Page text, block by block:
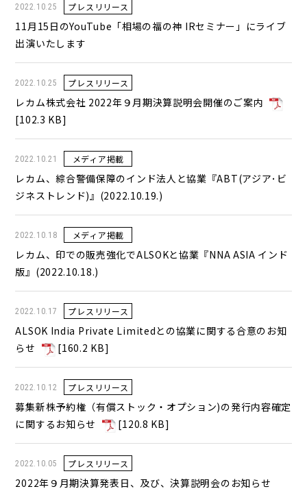
2022.10.25 プレスリリース
11月15日のYouTube「相場の福の神 IRセミナー」にライブ
出演いたします
2022.10.25 プレスリリース
レカム株式会社 2022年９月期決算説明会開催のご案内
[102.3 KB]
2022.10.21 メディア掲載
レカム、綜合警備保障のインド法人と協業『ABT(アジア･ビ
ジネストレンド)』(2022.10.19.)
2022.10.18 メディア掲載
レカム、印での販売強化でALSOKと協業『NNA ASIA インド
版』(2022.10.18.)
2022.10.17 プレスリリース
ALSOK India Private Limitedとの協業に関する合意のお知
らせ
[160.2 KB]
2022.10.12 プレスリリース
募集新株予約権（有償ストック・オプション)の発行内容確定
に関するお知らせ
[120.8 KB]
2022.10.05 プレスリリース
2022年９月期決算発表日、及び、決算説明会のお知らせ